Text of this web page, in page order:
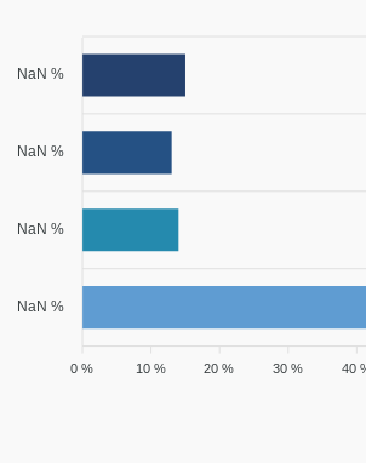
NaN %
NaN %
NaN %
NaN %
40
30 %
20 %
10 %
0 %